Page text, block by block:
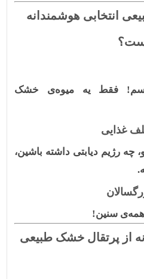
انتخابی هوشمندانه
سم! فقط یه میوه‌ی خشک
غذایی
چه رژیم دیابتی داشته باشین،
همه‌ی سنین!
از پرتقال خشک طبیعی